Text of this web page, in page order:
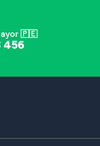
🇵🇪
456